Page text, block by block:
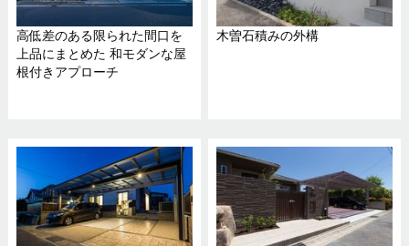
高低差のある限られた間口を
上品にまとめた 和モダンな屋
根付きアプローチ
木曽石積みの外構